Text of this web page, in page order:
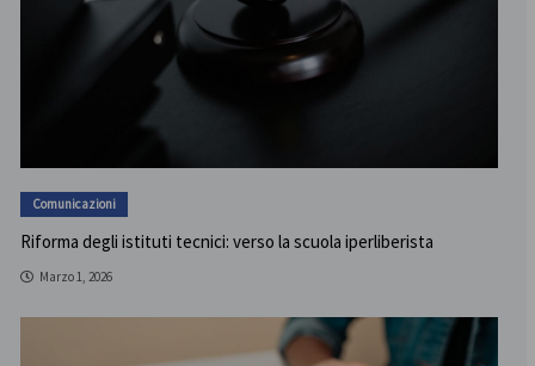
Comunicazioni
Riforma degli istituti tecnici: verso la scuola iperliberista
Marzo 1, 2026